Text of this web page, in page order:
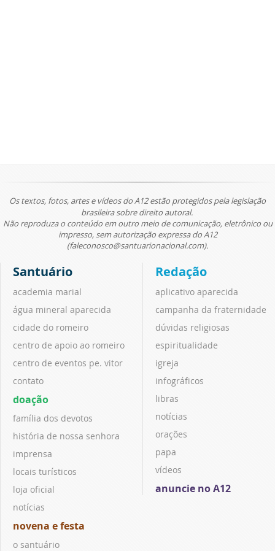
Os textos, fotos, artes e vídeos do A12 estão protegidos pela legislação
brasileira sobre direito autoral.
Não reproduza o conteúdo em outro meio de comunicação, eletrônico ou
impresso, sem autorização expressa do A12
(faleconosco@santuarionacional.com).
Santuário
academia marial
água mineral aparecida
cidade do romeiro
centro de apoio ao romeiro
centro de eventos pe. vitor
contato
doação
família dos devotos
história de nossa senhora
imprensa
locais turísticos
loja oficial
notícias
novena e festa
o santuário
Redação
aplicativo aparecida
campanha da fraternidade
dúvidas religiosas
espiritualidade
igreja
infográficos
libras
notícias
orações
papa
vídeos
anuncie no A12